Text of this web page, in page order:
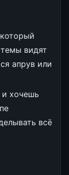
видят
апрув или
хочешь
всё